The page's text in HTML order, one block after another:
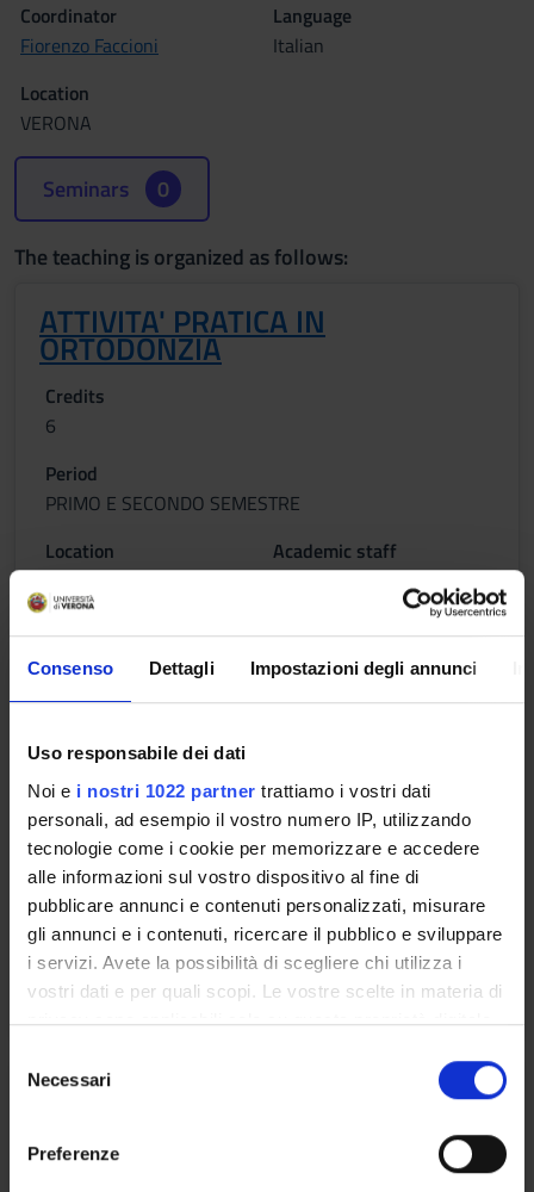
Consenso Dettagli Impostazioni degli annunci
Uso responsabile dei dati
Noi e i nostri 1022 partner trattiamo i vostri dati
personali, ad esempio il vostro numero IP, utilizzando
tecnologie come i cookie per memorizzare e accedere
alle informazioni sul vostro dispositivo al fine di
pubblicare annunci e contenuti personalizzati, misurare
gli annunci e i contenuti, ricercare il pubblico e sviluppare
i servizi. Avete la possibilità di scegliere chi utilizza i
vostri dati e per quali scopi. Le vostre scelte in materia di
privacy sono applicabili solo su questa proprietà digitale
modificare o revocare il proprio consenso in qualsiasi
momento dalla Dichiarazione sui cookie o facendo clic
Necessari
Preferenze
Coordinator
Fiorenzo Faccioni
Language
Italian
Location
VERONA
Seminars 0
The teaching is organized as follows:
ATTIVITA' PRATICA IN
ORTODONZIA
Credits
6
Period
PRIMO E SECONDO SEMESTRE
Location
VERONA
Academic staff
Fiorenzo Faccioni
ATTIVITA' PRATICA IN
CONSERVATIVA/ENDODONZIA
Credits
6
Period
PRIMO E SECONDO SEMESTRE
Location
VERONA
Academic staff
Nicoletta Zerman
ATTIVITA' PRATICA IN